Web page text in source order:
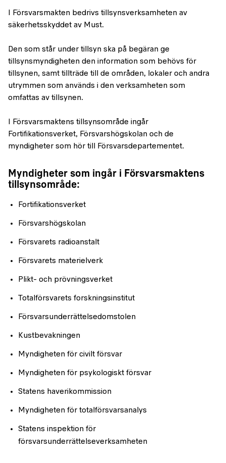
I Försvarsmakten bedrivs tillsynsverksamheten av
säkerhetsskyddet av Must.
Den som står under tillsyn ska på begäran ge
tillsynsmyndigheten den information som behövs för
tillsynen, samt tillträde till de områden, lokaler och andra
utrymmen som används i den verksamheten som
omfattas av tillsynen.
I Försvarsmaktens tillsynsområde ingår
Fortifikationsverket, Försvarshögskolan och de
myndigheter som hör till Försvarsdepartementet.
Myndigheter som ingår i Försvarsmaktens
tillsynsområde:
Fortifikationsverket
Försvarshögskolan
Försvarets radioanstalt
Försvarets materielverk
Plikt- och prövningsverket
Totalförsvarets forskningsinstitut
Försvarsunderrättelsedomstolen
Kustbevakningen
Myndigheten för civilt försvar
Myndigheten för psykologiskt försvar
Statens haverikommission
Myndigheten för totalförsvarsanalys
Statens inspektion för
försvarsunderrättelseverksamheten